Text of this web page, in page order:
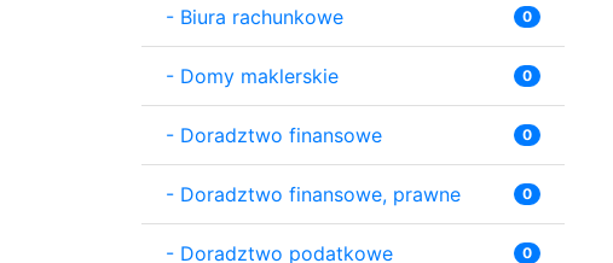
- Biura rachunkowe 0
- Domy maklerskie 0
- Doradztwo finansowe 0
- Doradztwo finansowe, prawne 0
- Doradztwo podatkowe 0